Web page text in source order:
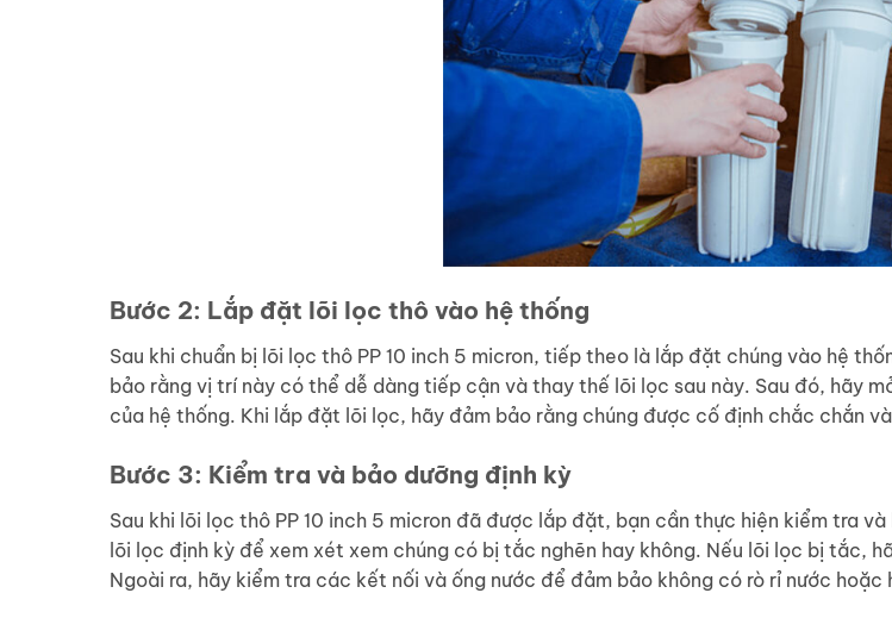
Bước 2: Lắp đặt lõi lọc thô vào hệ thống
Sau khi chuẩn bị lõi lọc thô PP 10 inch 5 micron, tiếp theo là lắp đặt chúng vào hệ
bảo rằng vị trí này có thể dễ dàng tiếp cận và thay thế lõi lọc sau này. Sau đó, hãy
của hệ thống. Khi lắp đặt lõi lọc, hãy đảm bảo rằng chúng được cố định chắc chắn
Bước 3: Kiểm tra và bảo dưỡng định kỳ
Sau khi lõi lọc thô PP 10 inch 5 micron đã được lắp đặt, bạn cần thực hiện kiểm tra
lõi lọc định kỳ để xem xét xem chúng có bị tắc nghẽn hay không. Nếu lõi lọc bị tắc,
Ngoài ra, hãy kiểm tra các kết nối và ống nước để đảm bảo không có rò rỉ nước hoặc